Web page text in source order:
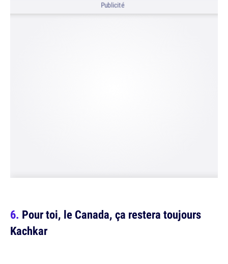
Publicité
Pour toi, le Canada, ça restera toujours
Kachkar